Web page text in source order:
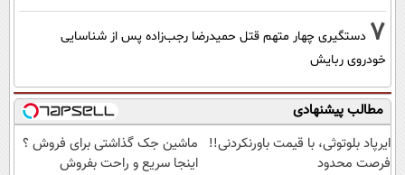
7 دستگیری چهار متهم قتل حمیدرضا رجب‌زاده پس از شناسایی
خودروی ربایش
مطالب پیشنهادی
ایرپاد بلوتوثی، با قیمت باورنکردنی!!
فرصت محدود
ماشین جک گذاشتی برای فروش ؟
اینجا سریع و راحت بفروش